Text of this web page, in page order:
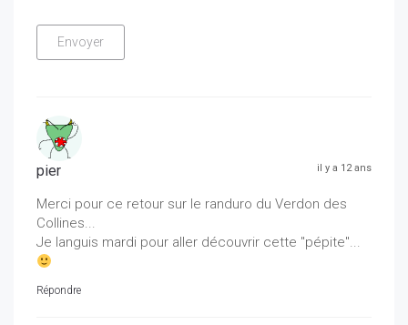
pier il y a 12 ans
Merci pour ce retour sur le randuro du Verdon des
Collines...
Je languis mardi pour aller découvrir cette "pépite"...
Répondre